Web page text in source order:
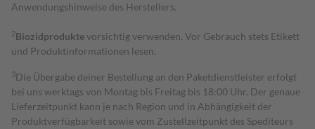
Anwendungshinweise des Herstellers.
2Biozidproduktevorsichtig verwenden. Vor Gebrauch stets Etikett
und Produktinformationen lesen.
3Die Übergabe deiner Bestellung an den Paketdienstleister erfolgt
bei uns werktags von Montag bis Freitag bis 18:00 Uhr. Der genaue
Lieferzeitpunkt kann je nach Region und in Abhängigkeit der
Produktverfügbarkeit sowie vom Zustellzeitpunkt des Spediteurs